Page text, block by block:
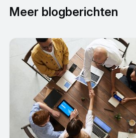
Meer blogberichten